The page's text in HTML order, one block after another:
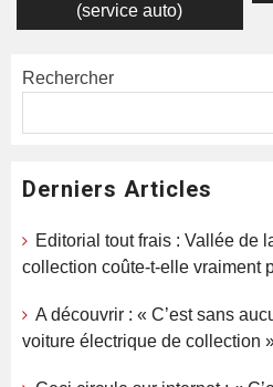
(service auto)
Rechercher
Derniers Articles
Editorial tout frais : Vallée de
collection coûte-t-elle vraiment
A découvrir : « C’est sans
voiture électrique de collection